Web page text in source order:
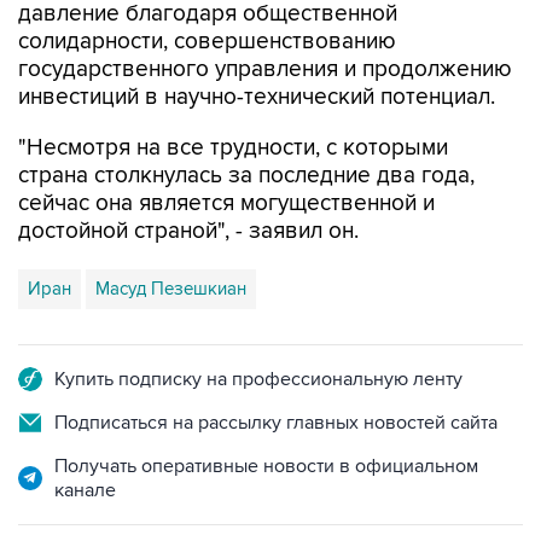
давление благодаря общественной
солидарности, совершенствованию
государственного управления и продолжению
инвестиций в научно-технический потенциал.
"Несмотря на все трудности, с которыми
страна столкнулась за последние два года,
сейчас она является могущественной и
достойной страной", - заявил он.
Иран Масуд Пезешкиан
Купить подписку на профессиональную ленту
Подписаться на рассылку главных новостей сайта
Получать оперативные новости в официальном
канале